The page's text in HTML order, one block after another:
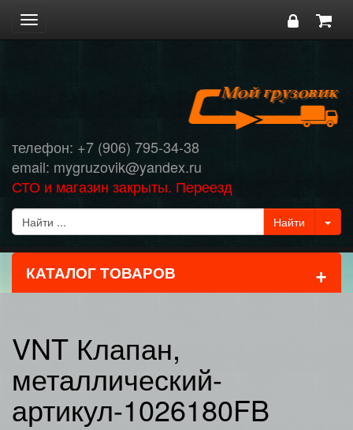
Toggle
navigation
телефон: +7 (906) 795-34-38
email: mygruzovik@yandex.ru
СТО и магазин закрыты. Переезд
КАТАЛОГ ТОВАРОВ +
VNT Клапан,
металлический-
артикул-1026180FB